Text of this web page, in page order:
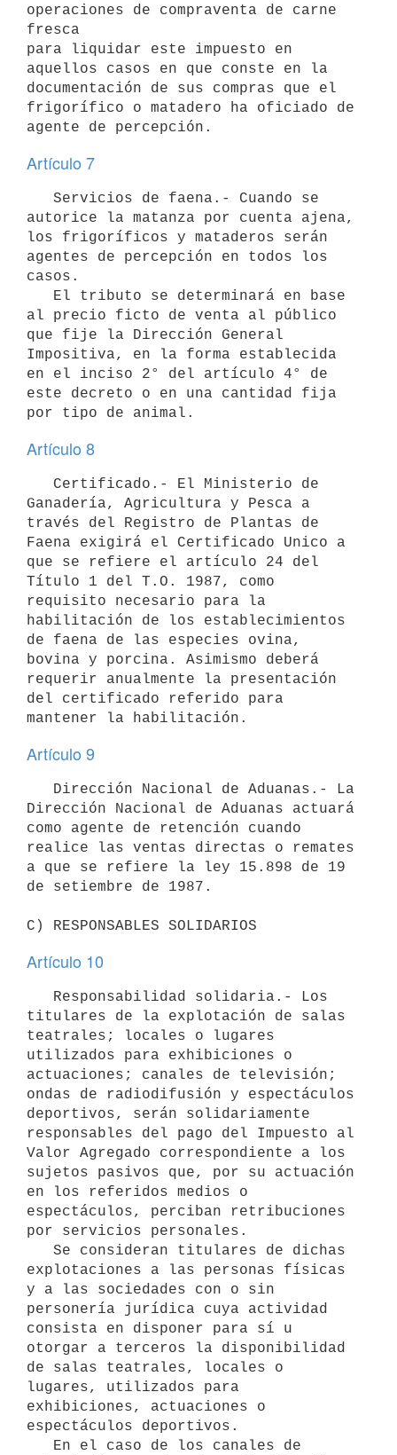
operaciones de compraventa de carne
fresca
para liquidar este impuesto en
aquellos casos en que conste en la
documentación de sus compras que el
frigorífico o matadero ha oficiado de
Artículo 7
autorice la matanza por cuenta ajena,
los frigoríficos y mataderos serán
agentes de percepción en todos los
casos.
al precio ficto de venta al público
que fije la Dirección General
Impositiva, en la forma establecida
en el inciso 2° del artículo 4° de
este decreto o en una cantidad fija
por tipo de animal.
Artículo 8
Ganadería, Agricultura y Pesca a
través del Registro de Plantas de
Faena exigirá el Certificado Unico a
que se refiere el artículo 24 del
Título 1 del T.O. 1987, como
requisito necesario para la
habilitación de los establecimientos
de faena de las especies ovina,
bovina y porcina. Asimismo deberá
requerir anualmente la presentación
del certificado referido para
mantener la habilitación.
Artículo 9
Dirección Nacional de Aduanas actuará
como agente de retención cuando
realice las ventas directas o remates
a que se refiere la ley 15.898 de 19
de setiembre de 1987.
C) RESPONSABLES SOLIDARIOS
Artículo 10
titulares de la explotación de salas
teatrales; locales o lugares
utilizados para exhibiciones o
actuaciones; canales de televisión;
ondas de radiodifusión y espectáculos
deportivos, serán solidariamente
responsables del pago del Impuesto al
Valor Agregado correspondiente a los
sujetos pasivos que, por su actuación
en los referidos medios o
espectáculos, perciban retribuciones
por servicios personales.
explotaciones a las personas físicas
y a las sociedades con o sin
personería jurídica cuya actividad
consista en disponer para sí u
otorgar a terceros la disponibilidad
de salas teatrales, locales o
lugares, utilizados para
exhibiciones, actuaciones o
espectáculos deportivos.